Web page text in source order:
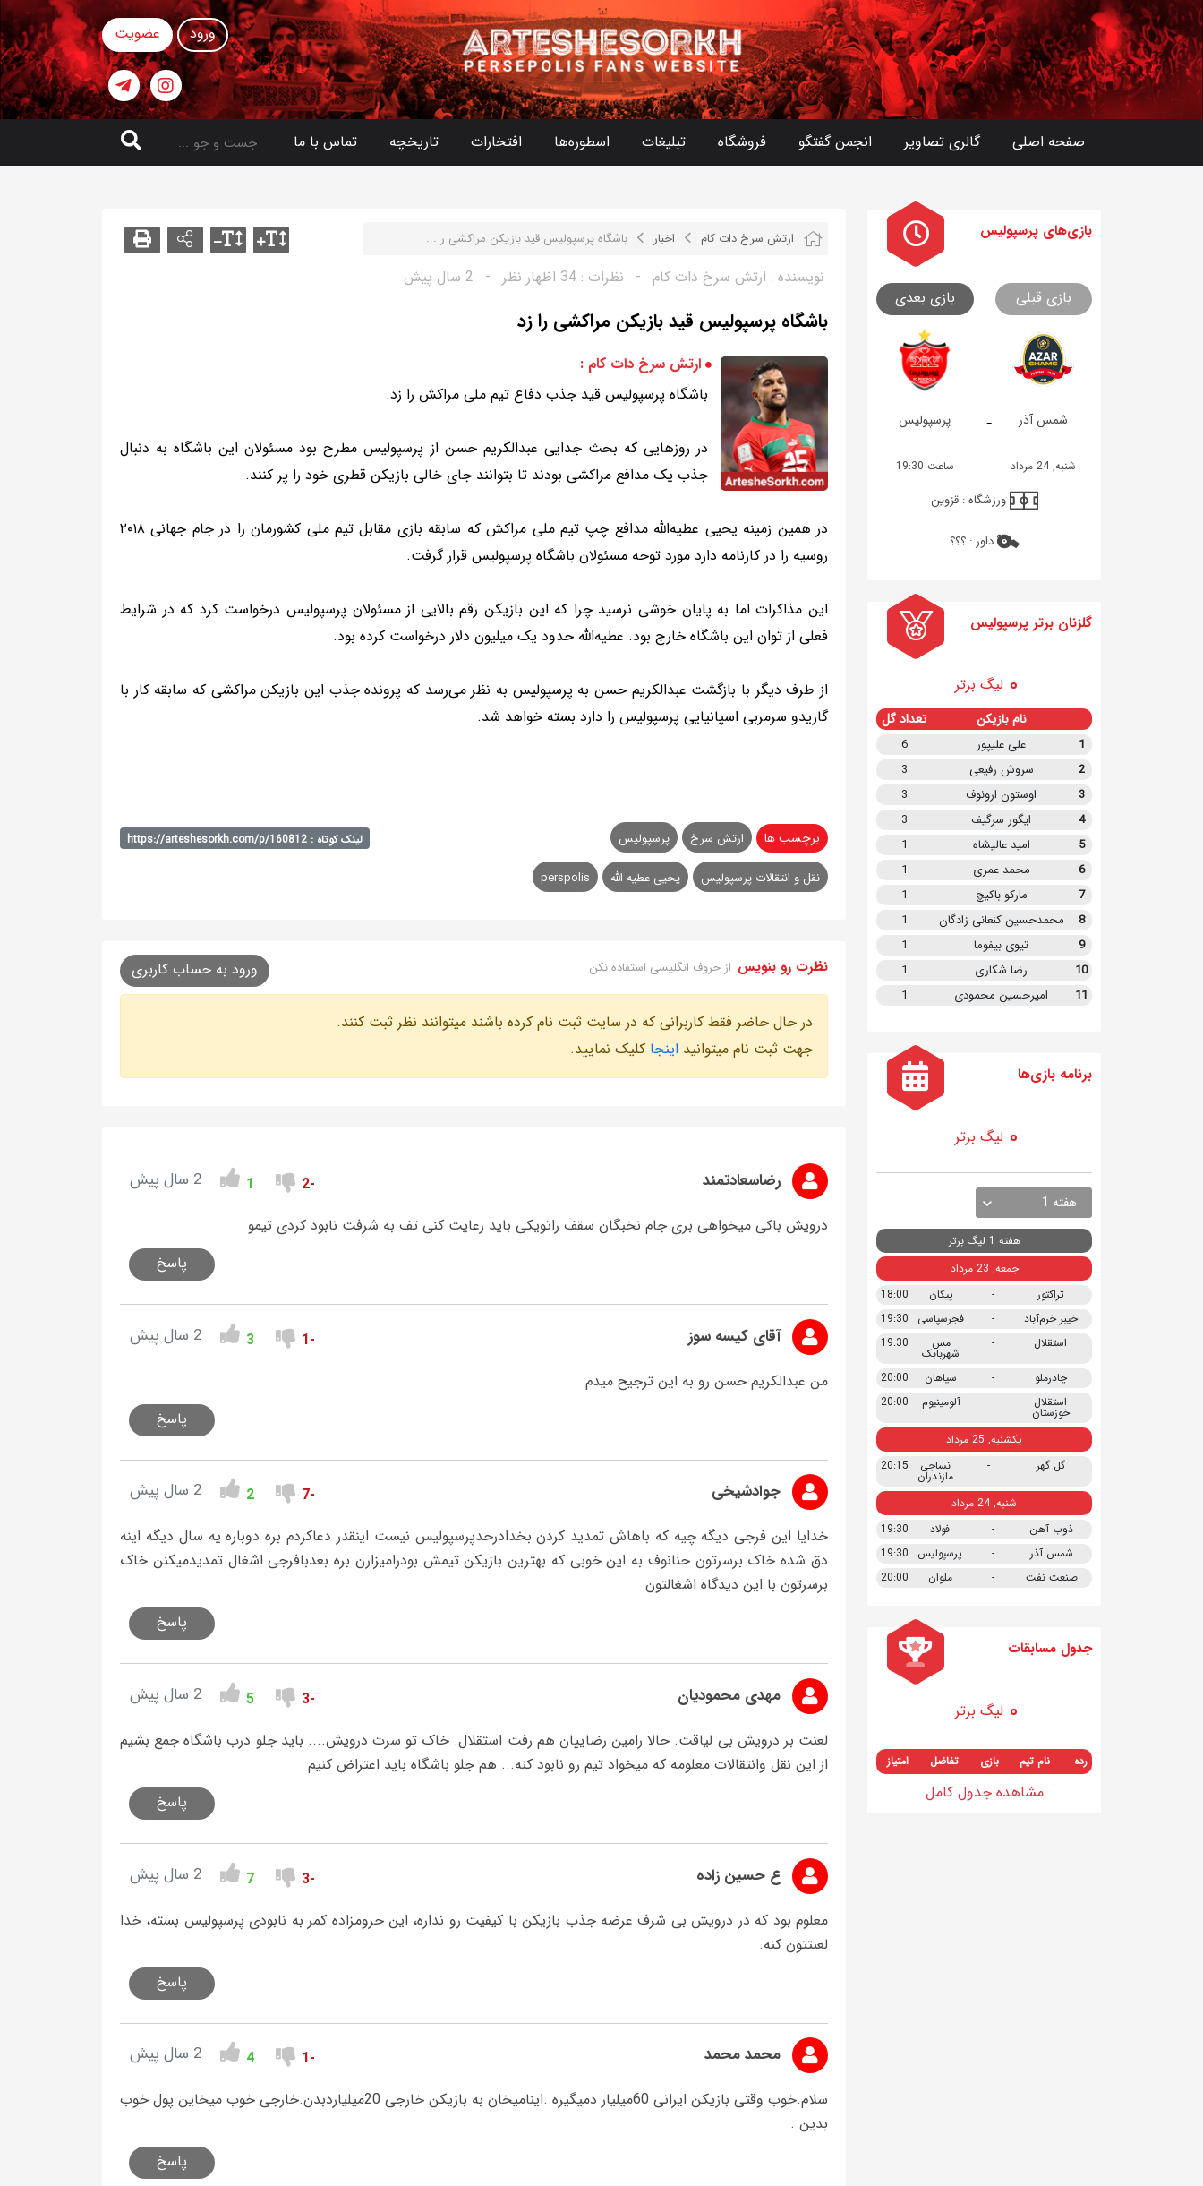
ورود عضویت
صفحه اصلی گالری تصاویر انجمن گفتگو فروشگاه تبلیغات اسطوره‌ها افتخارات تاریخچه تماس با ما
ارتش سرخ دات کام اخبار باشگاه پرسپولیس قید بازیکن مراکشی ر ...
نویسنده : ارتش سرخ دات کام - نظرات : 34 اظهار نظر - 2 سال پیش
باشگاه پرسپولیس قید بازیکن مراکشی را زد
ارتش سرخ دات کام :
باشگاه پرسپولیس قید جذب دفاع تیم ملی مراکش را زد.
در روزهایی که بحث جدایی عبدالکریم حسن از پرسپولیس مطرح بود مسئولان این باشگاه به دنبال
جذب یک مدافع مراکشی بودند تا بتوانند جای خالی بازیکن قطری خود را پر کنند.
در همین زمینه یحیی عطیه‌الله مدافع چپ تیم ملی مراکش که سابقه بازی مقابل تیم ملی کشورمان را در جام جهانی ۲۰۱۸
روسیه را در کارنامه دارد مورد توجه مسئولان باشگاه پرسپولیس قرار گرفت.
این مذاکرات اما به پایان خوشی نرسید چرا که این بازیکن رقم بالایی از مسئولان پرسپولیس درخواست کرد که در شرایط
فعلی از توان این باشگاه خارج بود. عطیه‌الله حدود یک میلیون دلار درخواست کرده بود.
از طرف دیگر با بازگشت عبدالکریم حسن به پرسپولیس به نظر می‌رسد که پرونده جذب این بازیکن مراکشی که سابقه کار با
گاریدو سرمربی اسپانیایی پرسپولیس را دارد بسته خواهد شد.
برچسب ها ارتش سرخ پرسپولیس
نقل و انتقالات پرسپولیس یحیی عطیه‌ الله perspolis
لینک کوتاه : https://arteshesorkh.com/p/160812
نظرت رو بنویس از حروف انگلیسی استفاده نکن ورود به حساب کاربری
در حال حاضر فقط کاربرانی که در سایت ثبت نام کرده باشند میتوانند نظر ثبت کنند.
جهت ثبت نام میتوانید اینجا کلیک نمایید.
رضاسعادتمند -2
1 2 سال پیش
درویش باکی میخواهی بری جام نخبگان سقف راتویکی باید رعایت کنی تف به شرفت نابود کردی تیمو
پاسخ
آقای کیسه سوز -1
3 2 سال پیش
من عبدالکریم حسن رو به این ترجیح میدم
پاسخ
جوادشیخی -7
2 2 سال پیش
خدایا این فرجی دیگه چیه که باهاش تمدید کردن بخدادرحدپرسپولیس نیست اینقدر دعاکردم بره دوباره یه سال دیگه اینه
دق شده خاک برسرتون حنانوف به این خوبی که بهترین بازیکن تیمش بودرامیزارن بره بعدبافرجی اشغال تمدیدمیکنن خاک
برسرتون با این دیدگاه اشغالتون
پاسخ
مهدی محمودیان -3
5 2 سال پیش
لعنت بر درویش بی لیاقت. حالا رامین رضاییان هم رفت استقلال. خاک تو سرت درویش.... باید جلو درب باشگاه جمع بشیم
از این نقل وانتقالات معلومه که میخواد تیم رو نابود کنه... هم جلو باشگاه باید اعتراض کنیم
پاسخ
ع حسین زاده -3
7 2 سال پیش
معلوم بود که در درویش بی شرف عرضه جذب‌ بازیکن با کیفیت رو نداره، این حرومزاده کمر به نابودی پرسپولیس بسته، خدا
لعنتتون کنه.
پاسخ
محمد محمد -1
4 2 سال پیش
سلام.خوب وقتی بازیکن ایرانی 60میلیار دمیگیره .اینامیخان به بازیکن خارجی 20میلیاردبدن.خارجی خوب میخاین پول خوب
بدین .
پاسخ
بازی های پرسپولیس
بازی قبلی بازی بعدی
- شمس آذر پرسپولیس
شنبه, 24 مرداد ساعت 19:30
ورزشگاه :قزوین
داور :؟؟؟
گلزنان برتر پرسپولیس
لیگ برتر
نام بازیکن تعداد گل
1 علی علیپور
6
2
سروش رفیعی
3
3
اوستون ارونوف
3
4
ایگور سرگیف
3
5
امید عالیشاه
1
6
محمد عمری
1
7
مارکو باکیچ
1
8
محمدحسین کنعانی زادگان
1
9
تیوی بیفوما
1
10
رضا شکاری
1
11
امیرحسین محمودی 1
برنامه بازی ها
لیگ برتر
هفته 1
هفته 1 لیگ برتر
جمعه, 23 مرداد
تراکتور
- پیکان
18:00
خیبر خرم‌آباد
- فجرسپاسی
19:30
استقلال
- مس
شهربابک
19:30
چادرملو - سپاهان
20:00
استقلال
خوزستان
- آلومینیوم 20:00
یکشنبه, 25 مرداد
گل گهر
- نساجی
مازندران
20:15
شنبه, 24 مرداد
ذوب آهن
- فولاد
19:30
شمس آذر
- پرسپولیس
19:30
صنعت نفت
- ملوان 20:00
جدول مسابقات
لیگ برتر
رده نام تیم بازی تفاضل امتیاز
مشاهده جدول کامل